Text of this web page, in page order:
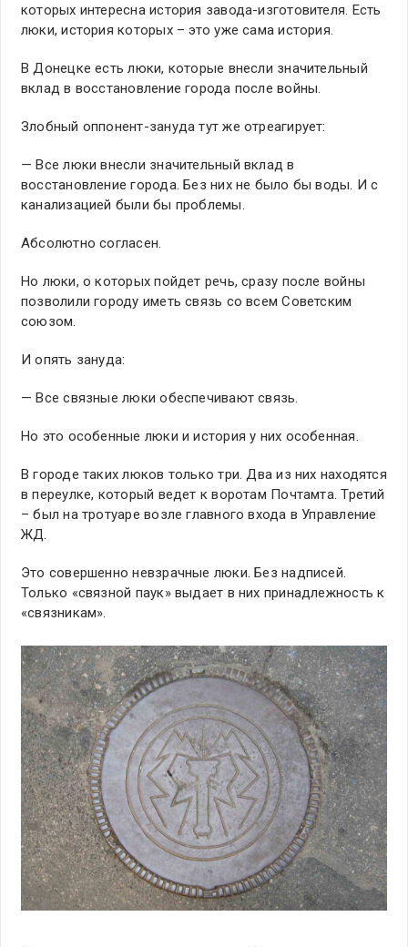
которых интересна история завода-изготовителя. Есть
люки, история которых – это уже сама история.
В Донецке есть люки, которые внесли значительный
вклад в восстановление города после войны.
Злобный оппонент-зануда тут же отреагирует:
— Все люки внесли значительный вклад в
восстановление города. Без них не было бы воды. И с
канализацией были бы проблемы.
Абсолютно согласен.
Но люки, о которых пойдет речь, сразу после войны
позволили городу иметь связь со всем Советским
союзом.
И опять зануда:
— Все связные люки обеспечивают связь.
Но это особенные люки и история у них особенная.
В городе таких люков только три. Два из них находятся
в переулке, который ведет к воротам Почтамта. Третий
– был на тротуаре возле главного входа в Управление
ЖД.
Это совершенно невзрачные люки. Без надписей.
Только «связной паук» выдает в них принадлежность к
«связникам».